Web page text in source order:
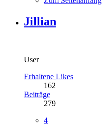
Jillian
User
Erhaltene Likes
162
Beiträge
279
4